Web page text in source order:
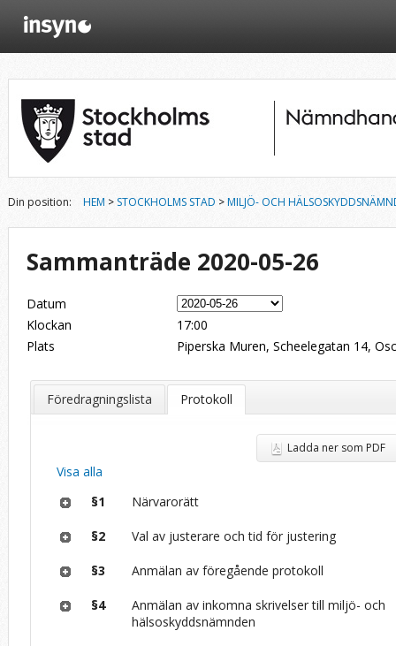
Din position: HEM > STOCKHOLMS STAD >MILJÖ- OCH
Sammanträde 2020-05-26
Datum
Klockan
17:00
Plats
Piperska Muren, Scheelegatan 14,
Föredragningslista Protokoll
Ladda ner som PDF
Visa alla
§1
Närvarorätt
§2 Val av justerare och tid för justering
§3 Anmälan av föregående protokoll
§4
Anmälan av inkomna skrivelser till miljö- och
hälsoskyddsnämnden